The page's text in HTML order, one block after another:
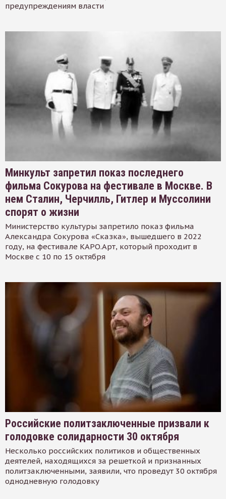
предупреждениям власти
Минкульт запретил показ последнего
фильма Сокурова на фестивале в Москве. В
нем Сталин, Черчилль, Гитлер и Муссолини
спорят о жизни
Министерство культуры запретило показ фильма
Александра Сокурова «Сказка», вышедшего в 2022
году, на фестивале КАРО.Арт, который проходит в
Москве с 10 по 15 октября
Российские политзаключенные призвали к
голодовке солидарности 30 октября
Несколько российских политиков и общественных
деятелей, находящихся за решеткой и признанных
политзаключенными, заявили, что проведут 30 октября
однодневную голодовку